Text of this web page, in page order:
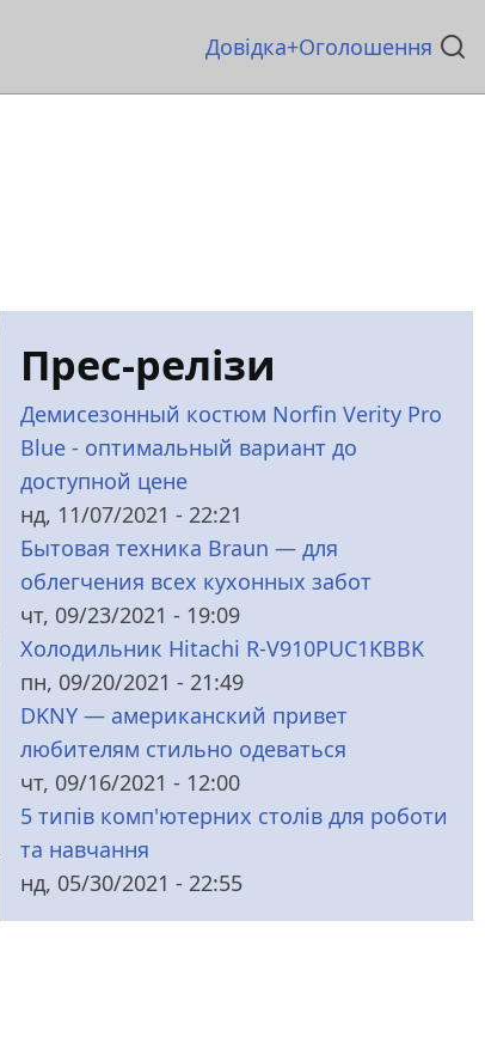
Основна
Довідка Оголошення
Прес-релізи
Демисезонный костюм Norfin Verity Pro
Blue - оптимальный вариант до
доступной цене
нд, 11/07/2021 - 22:21
Бытовая техника Braun — для
облегчения всех кухонных забот
чт, 09/23/2021 - 19:09
Холодильник Hitachi R-V910PUC1KBBK
пн, 09/20/2021 - 21:49
DKNY — американский привет
любителям стильно одеваться
чт, 09/16/2021 - 12:00
5 типів комп'ютерних столів для роботи
та навчання
нд, 05/30/2021 - 22:55